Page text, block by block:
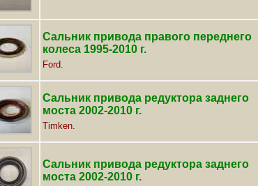
Сальник привода правого переднего
колеса 1995-2010 г.
Ford.
Сальник привода редуктора заднего
моста 2002-2010 г.
Timken.
Сальник привода редуктора заднего
моста 2002-2010 г.